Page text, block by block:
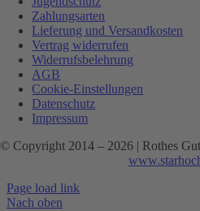
Zahlungsarten
Lieferung und Versandkosten
Vertrag widerrufen
Widerrufsbelehrung
AGB
Cookie-Einstellungen
Datenschutz
Impressum
© Copyright 2014 – 2026 | Rothes
Page load link
Nach oben